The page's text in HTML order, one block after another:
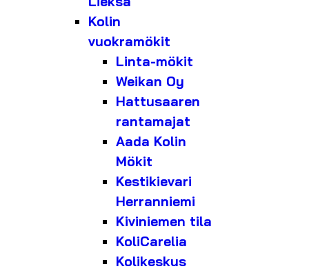
Kolin
vuokramökit
Linta-mökit
Weikan Oy
Hattusaaren
rantamajat
Aada Kolin
Mökit
Kestikievari
Herranniemi
Kiviniemen tila
KoliCarelia
Kolikeskus